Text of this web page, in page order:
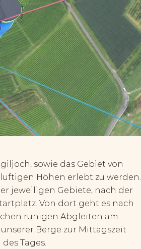
sowie das Gebiet von
Höhen erlebt zu werden.
jeweiligen Gebiete, nach der
Von dort geht es nach
ruhigen Abgleiten am
Berge zur Mittagszeit
Tages.